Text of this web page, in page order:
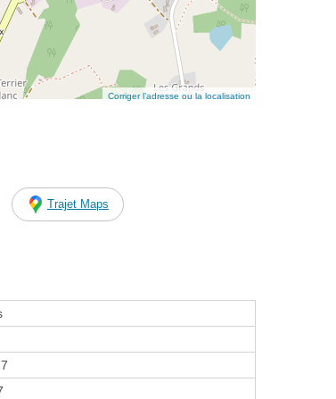
Corriger l’adresse ou la localisation
Trajet Maps